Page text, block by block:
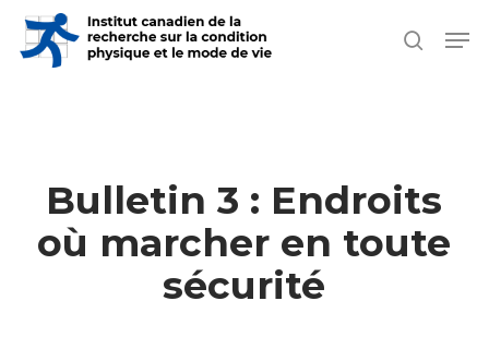
Skip
search
Bulletin 3 : Endroits
où marcher en toute
sécurité